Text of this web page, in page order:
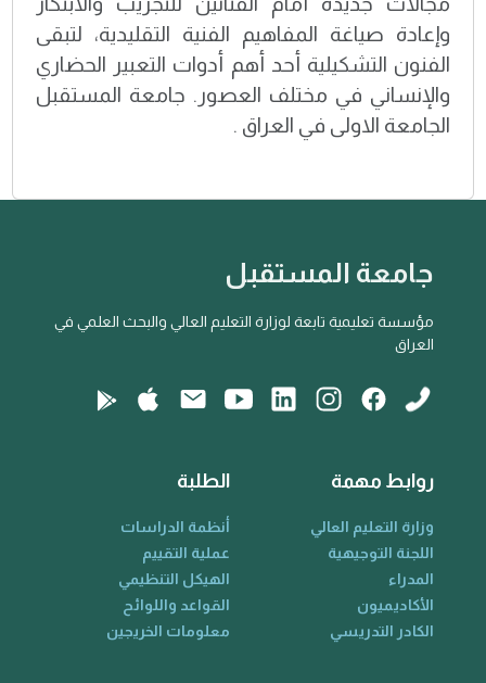
وإعادة صياغة المفاهيم الفنية التقليدية، لتبقى
الفنون التشكيلية أحد أهم أدوات التعبير الحضاري
والإنساني في مختلف العصور. جامعة المستقبل
الجامعة الاولى في العراق .
جامعة المستقبل
مؤسسة تعليمية تابعة لوزارة التعليم العالي والبحث العلمي في
العراق
روابط مهمة
وزارة التعليم العالي
اللجنة التوجيهية
المدراء
الأكاديميون
الكادر التدريسي
الطلبة
أنظمة الدراسات
عملية التقييم
الهيكل التنظيمي
القواعد واللوائح
معلومات الخريجين